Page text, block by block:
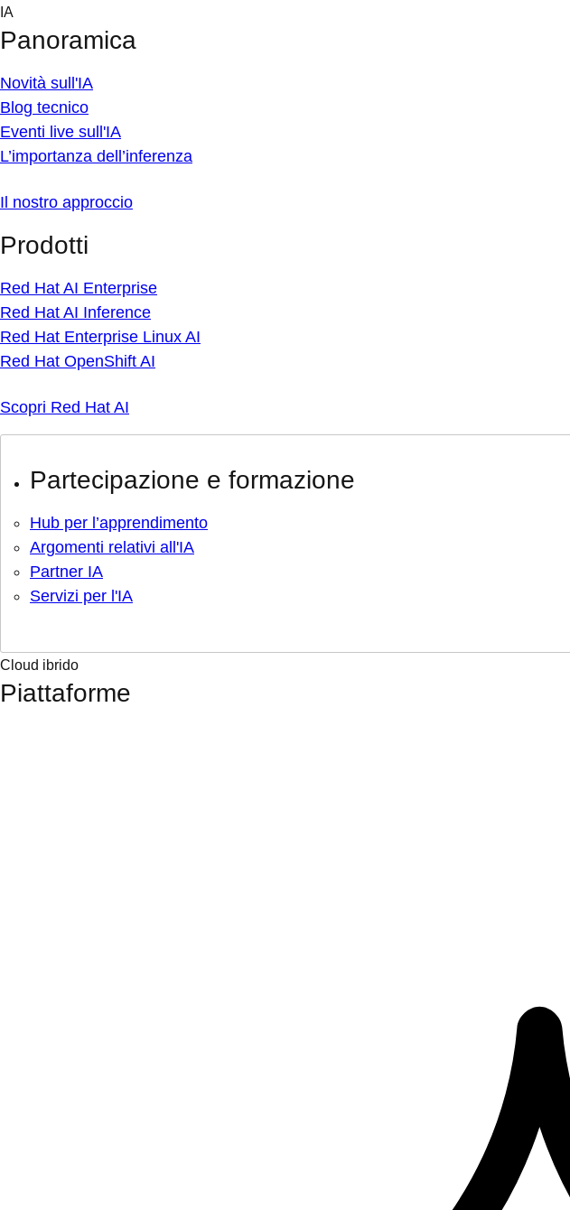
Skip
content
IA
Panoramica
Novità sull'IA
Blog tecnico
Eventi live sull'IA
L’importanza dell’inferenza
Il nostro approccio
Prodotti
Red Hat AI Enterprise
Red Hat AI Inference
Red Hat Enterprise Linux AI
Red Hat OpenShift AI
Scopri Red Hat AI
Partecipazione e formazione
Hub per l’apprendimento
Argomenti relativi all'IA
Partner IA
Servizi per l'IA
Cloud ibrido
Piattaforme